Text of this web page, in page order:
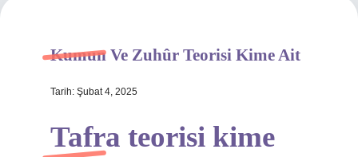
Hakkımızda
Kumun Ve Zuhûr Teorisi Kime Ait
Tarih: Şubat 4, 2025
Tafra teorisi kime